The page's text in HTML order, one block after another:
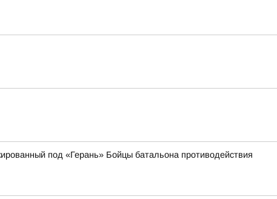
под «Герань» Бойцы батальона противодействия